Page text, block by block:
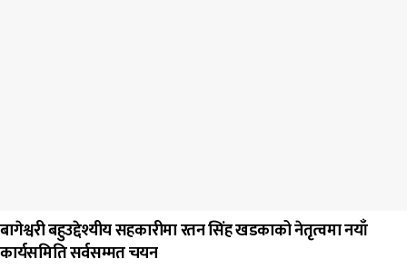
बागेश्वरी बहुउद्देश्यीय सहकारीमा रतन सिंह खडकाको नेतृत्वमा नयाँ
कार्यसमिति सर्वसम्मत चयन